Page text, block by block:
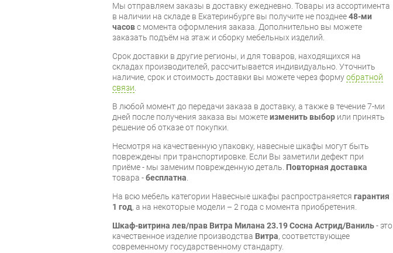
Мы отправляем заказы в доставку ежедневно. Товары из ассортимента
в наличии на складе в Екатеринбурге вы получите не позднее48-ми
часовс момента оформления заказа. Дополнительно вы можете
заказать подъём на этаж и сборку мебельных изделий.
Срок доставки в другие регионы, и для товаров, находящихся на
складах производителей, рассчитывается индивидуально. Уточнить
наличие, срок и стоимость доставки вы можете через формуобратной
связи
В любой момент до передачи заказа в доставку, а также в течение 7-ми
дней после получения заказа вы можетеизменить выбор или принять
решение об отказе от покупки.
Несмотря на качественную упаковку, навесные шкафы могут быть
повреждены при транспортировке. Если Вы заметили дефект при
приёме - мы заменим поврежденную деталь. Повторная доставка
товара -бесплатна
На всю мебель категории Навесные шкафы распространяется гарантия
1 год, а на некоторые модели – 2 года с момента приобретения.
Шкаф-витрина лев/прав Витра Милана 23.19 Сосна Астрид/Ваниль- это
качественное изделие производства Витра, соответствующее
современному государственному стандарту.